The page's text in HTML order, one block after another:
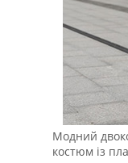
Модний
костюм із